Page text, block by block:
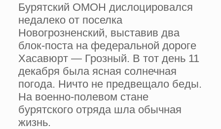
Бурятский ОМОН дислоцировался
недалеко от поселка
Новогрозненский, выставив два
блок-поста на федеральной дороге
Хасавюрт — Грозный. В тот день 11
декабря была ясная солнечная
погода. Ничто не предвещало беды.
На военно-полевом стане
бурятского отряда шла обычная
жизнь.